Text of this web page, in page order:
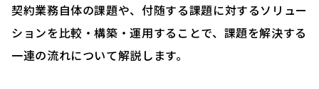
契約業務自体の課題や、付随する課題に対するソリュー
ションを比較・構築・運用することで、課題を解決する
一連の流れについて解説します。